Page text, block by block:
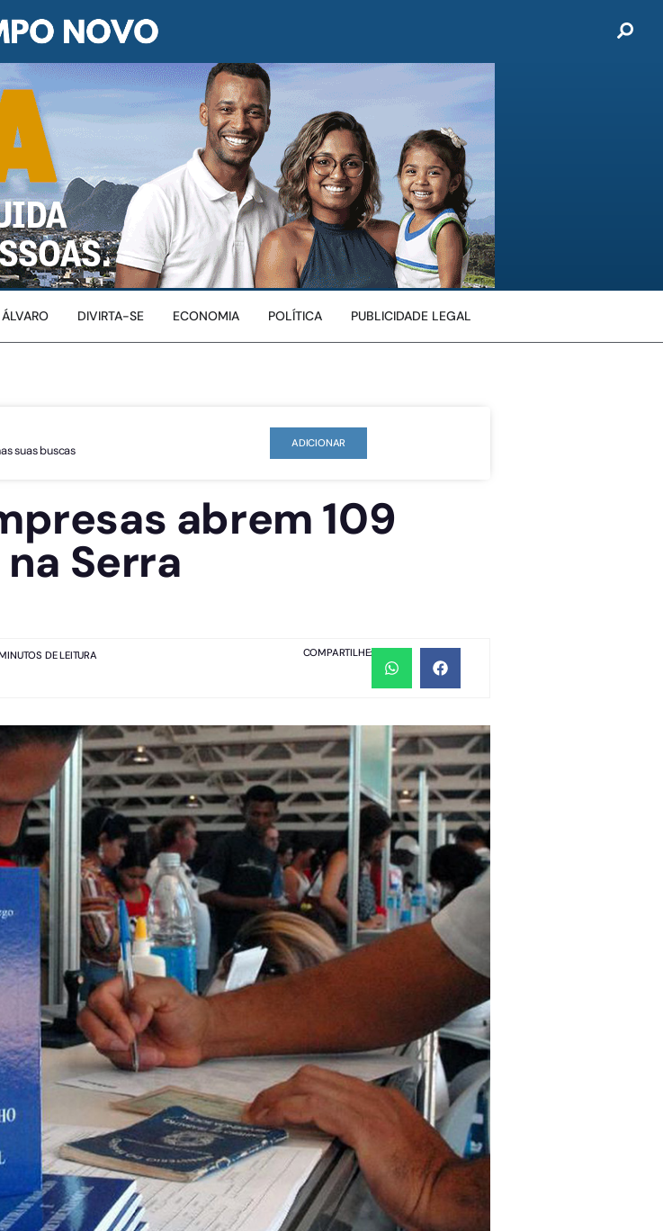
DIVIRTA-SE ECONOMIA POLÍTICA PUBLICIDADE LEGAL
suas buscas ADICIONAR
abrem 109
Serra
DE LEITURA COMPARTILHE: